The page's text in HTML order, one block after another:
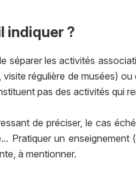
indiquer ?
séparer les activités
visite régulière de musées)
pas des activités qui
de préciser, le cas
Pratiquer un
à mentionner.